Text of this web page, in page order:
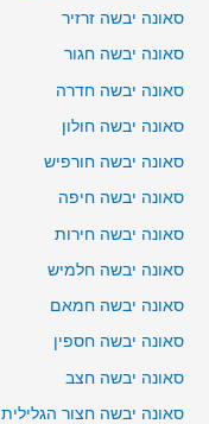
סאונה יבשה זרזיר
סאונה יבשה חגור
סאונה יבשה חדרה
סאונה יבשה חולון
סאונה יבשה חורפיש
סאונה יבשה חיפה
סאונה יבשה חירות
סאונה יבשה חלמיש
סאונה יבשה חמאם
סאונה יבשה חספין
סאונה יבשה חצב
סאונה יבשה חצור הגלילית